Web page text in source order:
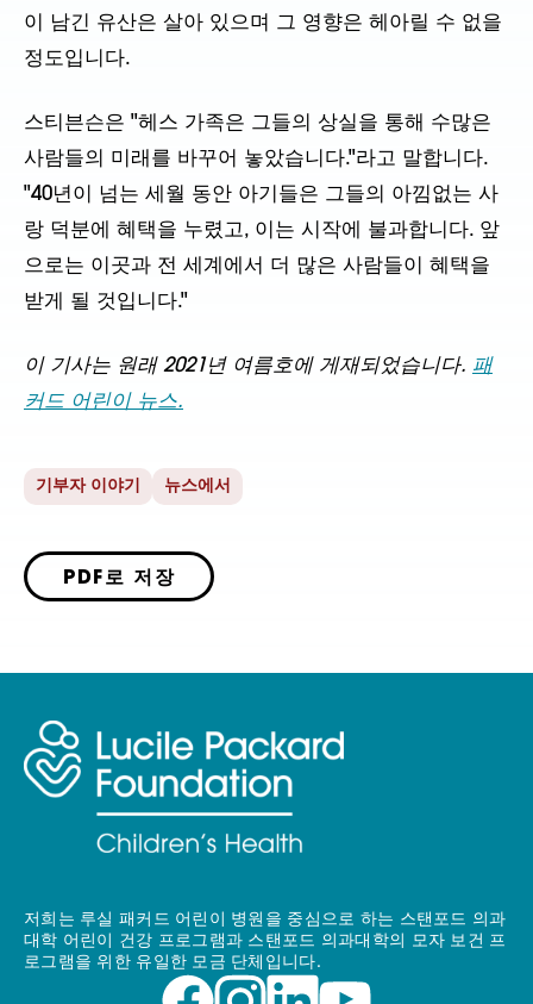
이 남긴 유산은 살아 있으며 그 영향은 헤아릴 수 없을
정도입니다.
스티븐슨은 "헤스 가족은 그들의 상실을 통해 수많은
사람들의 미래를 바꾸어 놓았습니다."라고 말합니다.
"40년이 넘는 세월 동안 아기들은 그들의 아낌없는 사
랑 덕분에 혜택을 누렸고, 이는 시작에 불과합니다. 앞
으로는 이곳과 전 세계에서 더 많은 사람들이 혜택을
받게 될 것입니다."
이 기사는 원래 2021년 여름호에 게재되었습니다. 패
커드 어린이 뉴스.
기부자 이야기 뉴스에서
PDF로 저장
저희는 루실 패커드 어린이 병원을 중심으로 하는 스탠포드 의과
대학 어린이 건강 프로그램과 스탠포드 의과대학의 모자 보건 프
로그램을 위한 유일한 모금 단체입니다.